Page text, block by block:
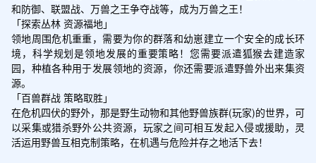
和防御、联盟战、万兽之王争夺战等，成为万兽之王！
「探索丛林 资源福地」
领地周围危机重重，需要为你的群落和幼崽建立一个安全的成长环
境，科学规划是领地发展的重要策略！您需要派遣狐猴去建造家
园，种植各种用于发展领地的资源，你还需要派遣野兽外出来集资
源。
「百兽群战 策略取胜」
在危机四伏的野外，那是野生动物和其他野兽族群(玩家)的世界，可
以采集或猎杀野外公共资源，玩家之间可相互发起入侵或援助，灵
活运用野兽互相克制策略，在机遇与危险并存之地活下去！